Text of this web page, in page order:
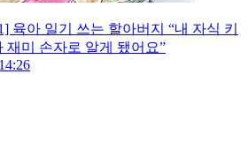
육아 일기 쓰는 할아버지 “내 자식 키
재미 손자로 알게 됐어요”